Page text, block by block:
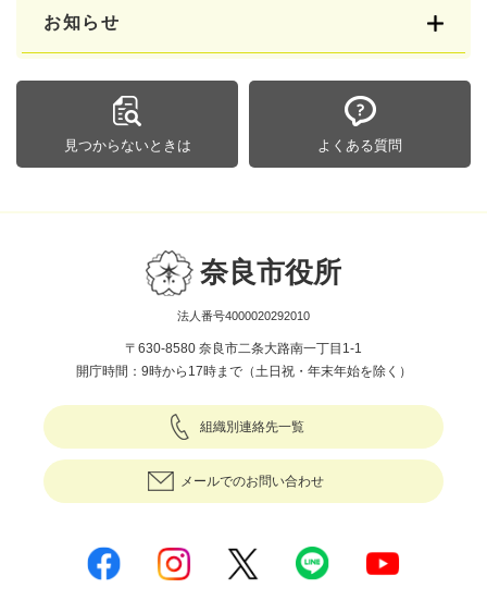
お知らせ
見つからないときは よくある質問
奈良市役所
法人番号4000020292010
〒630-8580 奈良市二条大路南一丁目1-1
開庁時間：9時から17時まで（土日祝・年末年始を除く）
組織別連絡先一覧
メールでのお問い合わせ